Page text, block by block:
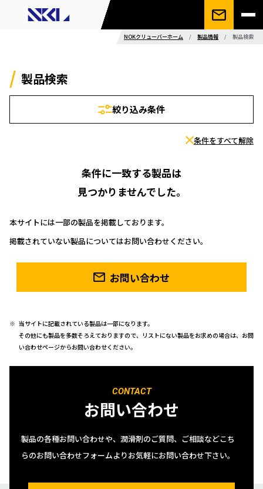
NOKクリューバーホーム / 製品情報 / 製品検索
製品検索
絞り込み条件
条件をすべて解除
条件に一致する製品は
見つかりませんでした。
本サイトには一部の製品を掲載しております。
掲載されていない製品についてはお問い合わせください。
お問い合わせ
当サイトに記載されている製品は一部になります。
その他にも製品を多数そろえておりますので、リストにない製品をお求めの場合は、お問
い合わせページからお問い合わせください。
CONTACT
お問い合わせ
製品の各種お問い合わせや、潤滑剤のご質問、ご相談などこち
らのお問い合わせフォームよりお気軽にお問い合わせ下さい。